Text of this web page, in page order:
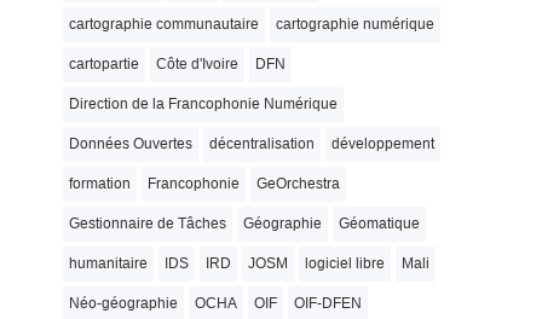
cartographie communautaire cartographie numérique
cartopartie Côte d'Ivoire DFN
Direction de la Francophonie Numérique
Données Ouvertes décentralisation développement
formation Francophonie GeOrchestra
Gestionnaire de Tâches Géographie Géomatique
humanitaire IDS IRD JOSM logiciel libre Mali
Néo-géographie OCHA OIF OIF-DFEN